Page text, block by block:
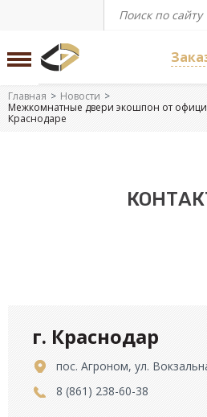
Главная
Новости
Межкомнатные двери экошпон от
Краснодаре
г. Краснодар
пос. Агроном, ул.
8 (861) 238-60-38